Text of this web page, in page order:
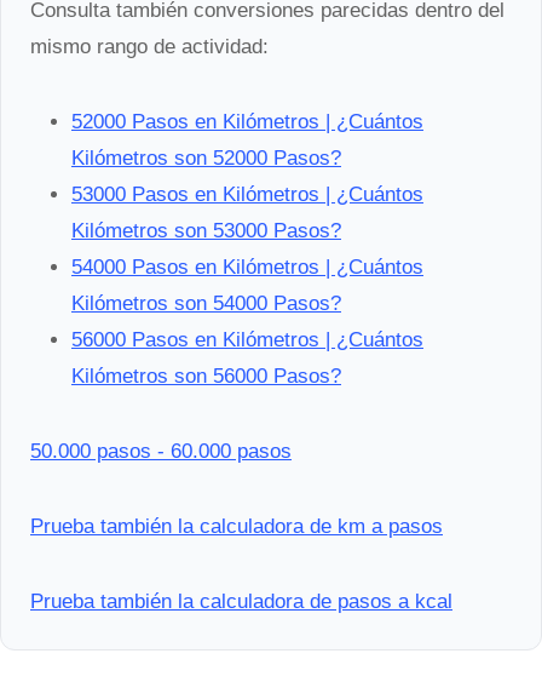
Consulta también conversiones parecidas dentro del
mismo rango de actividad:
52000 Pasos en Kilómetros | ¿Cuántos
Kilómetros son 52000 Pasos?
53000 Pasos en Kilómetros | ¿Cuántos
Kilómetros son 53000 Pasos?
54000 Pasos en Kilómetros | ¿Cuántos
Kilómetros son 54000 Pasos?
56000 Pasos en Kilómetros | ¿Cuántos
Kilómetros son 56000 Pasos?
50.000 pasos - 60.000 pasos
Prueba también la calculadora de km a pasos
Prueba también la calculadora de pasos a kcal